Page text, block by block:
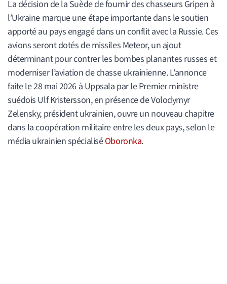
La décision de la Suède de fournir des chasseurs Gripen à
l’Ukraine marque une étape importante dans le soutien
apporté au pays engagé dans un conflit avec la Russie. Ces
avions seront dotés de missiles Meteor, un ajout
déterminant pour contrer les bombes planantes russes et
moderniser l’aviation de chasse ukrainienne. L’annonce
faite le 28 mai 2026 à Uppsala par le Premier ministre
suédois Ulf Kristersson, en présence de Volodymyr
Zelensky, président ukrainien, ouvre un nouveau chapitre
dans la coopération militaire entre les deux pays, selon le
média ukrainien spécialiséOboronka.